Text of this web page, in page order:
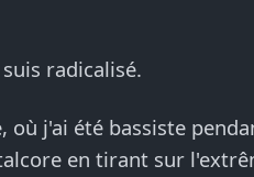
radicalisé.
où j'ai été bassiste
en tirant sur